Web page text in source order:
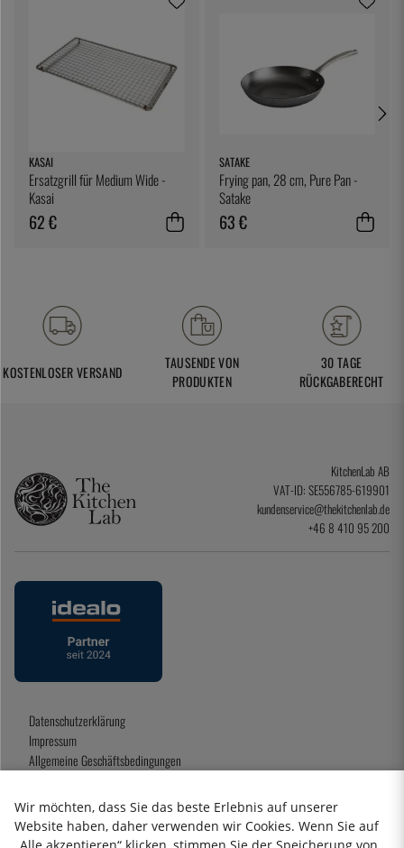
KASAI
Ersatzgrill für Medium Wide -
Kasai
62 €
SATAKE
Frying pan, 28 cm, Pure Pan -
Satake
63 €
KOSTENLOSER VERSAND
TAUSENDE VON
PRODUKTEN
30 TAGE
RÜCKGABERECHT
KitchenLab AB
VAT-ID: SE556785-619901
kundenservice@thekitchenlab.de
+46 8 410 95 200
Datenschutzerklärung
Impressum
Allgemeine Geschäftsbedingungen
Wir möchten, dass Sie das beste Erlebnis auf unserer
Website haben, daher verwenden wir Cookies. Wenn Sie auf